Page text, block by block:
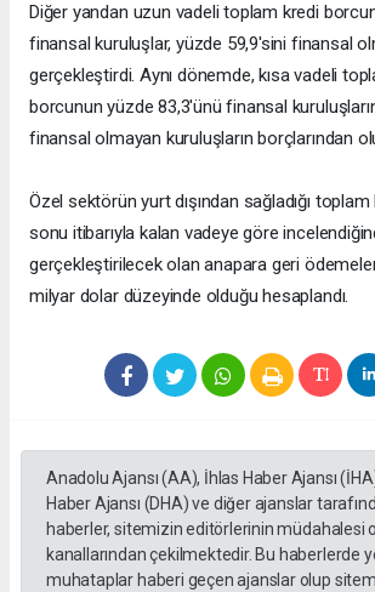
Diğer yandan uzun vadeli toplam kredi
finansal kuruluşlar, yüzde 59,9'sini finansal
gerçekleştirdi. Aynı dönemde, kısa vadeli
borcunun yüzde 83,3'ünü finansal
finansal olmayan kuruluşların borçlarından
Özel sektörün yurt dışından sağladığı
sonu itibarıyla kalan vadeye göre
gerçekleştirilecek olan anapara geri
milyar dolar düzeyinde olduğu hesaplandı.
Anadolu Ajansı (AA), İhlas Haber Ajansı
Haber Ajansı (DHA) ve diğer ajanslar
haberler, sitemizin editörlerinin müdahalesi
kanallarından çekilmektedir. Bu haberlerde
muhataplar haberi geçen ajanslar olup